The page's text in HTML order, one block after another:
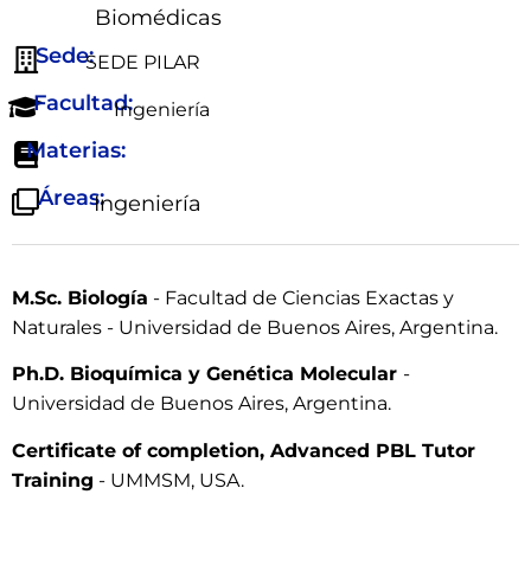
Biomédicas
Sede:SEDE PILAR
Facultad:Ingeniería
Materias:
Áreas:Ingeniería
M.Sc. Biología - Facultad de Ciencias Exactas y
Naturales - Universidad de Buenos Aires, Argentina.
Ph.D. Bioquímica y Genética Molecular -
Universidad de Buenos Aires, Argentina.
Certificate of completion, Advanced PBL Tutor
Training - UMMSM, USA.